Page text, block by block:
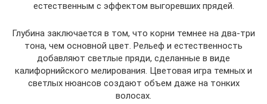
естественным с эффектом выгоревших прядей.
Глубина заключается в том, что корни темнее на два-три
тона, чем основной цвет. Рельеф и естественность
добавляют светлые пряди, сделанные в виде
калифорнийского мелирования. Цветовая игра темных и
светлых нюансов создают объем даже на тонких
волосах.